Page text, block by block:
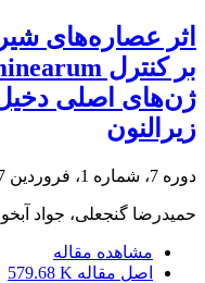
اثر عصاره‌های
ژن‌های اصلی
زیرالنون
دوره 7، شماره 1، فروردین 1397، صفحه
حمیدرضا گنجعلی، جواد
مشاهده مقاله
اصل مقاله 579.68 K